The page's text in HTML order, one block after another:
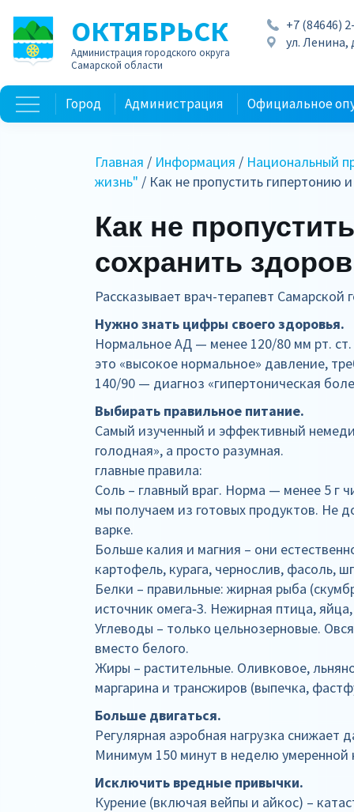
ОКТЯБРЬСК
Администрация городского округа
Самарской области
+7 (84646)
ул. Ленина,
Город Администрация Официальное
Главная / Информация / Национальный
жизнь" / Как не пропустить гипертонию
Как не
сохранить
Рассказывает врач-терапевт
Нужно знать цифры своего здоровья.
Нормальное АД — менее 120/80 мм рт.
это «высокое нормальное» давление,
140/90 — диагноз «гипертоническая
Выбирать правильное питание.
Самый изученный и эффективный
голодная», а просто разумная.
главные правила:
Соль – главный враг. Норма — менее 5 г
мы получаем из готовых продуктов. Не
варке.
Больше калия и магния – они
картофель, курага, чернослив, фасоль,
Белки – правильные: жирная рыба
источник омега‑3. Нежирная птица,
Углеводы – только цельнозерновые.
вместо белого.
Жиры – растительные. Оливковое,
маргарина и трансжиров (выпечка,
Больше двигаться.
Регулярная аэробная нагрузка снижает
Минимум 150 минут в неделю умеренной
Исключить вредные привычки.
Курение (включая вейпы и айкос) –